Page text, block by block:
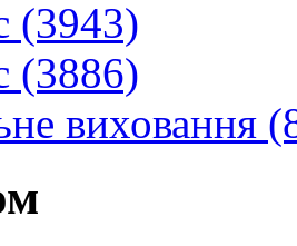
(3943)
(3886)
виховання